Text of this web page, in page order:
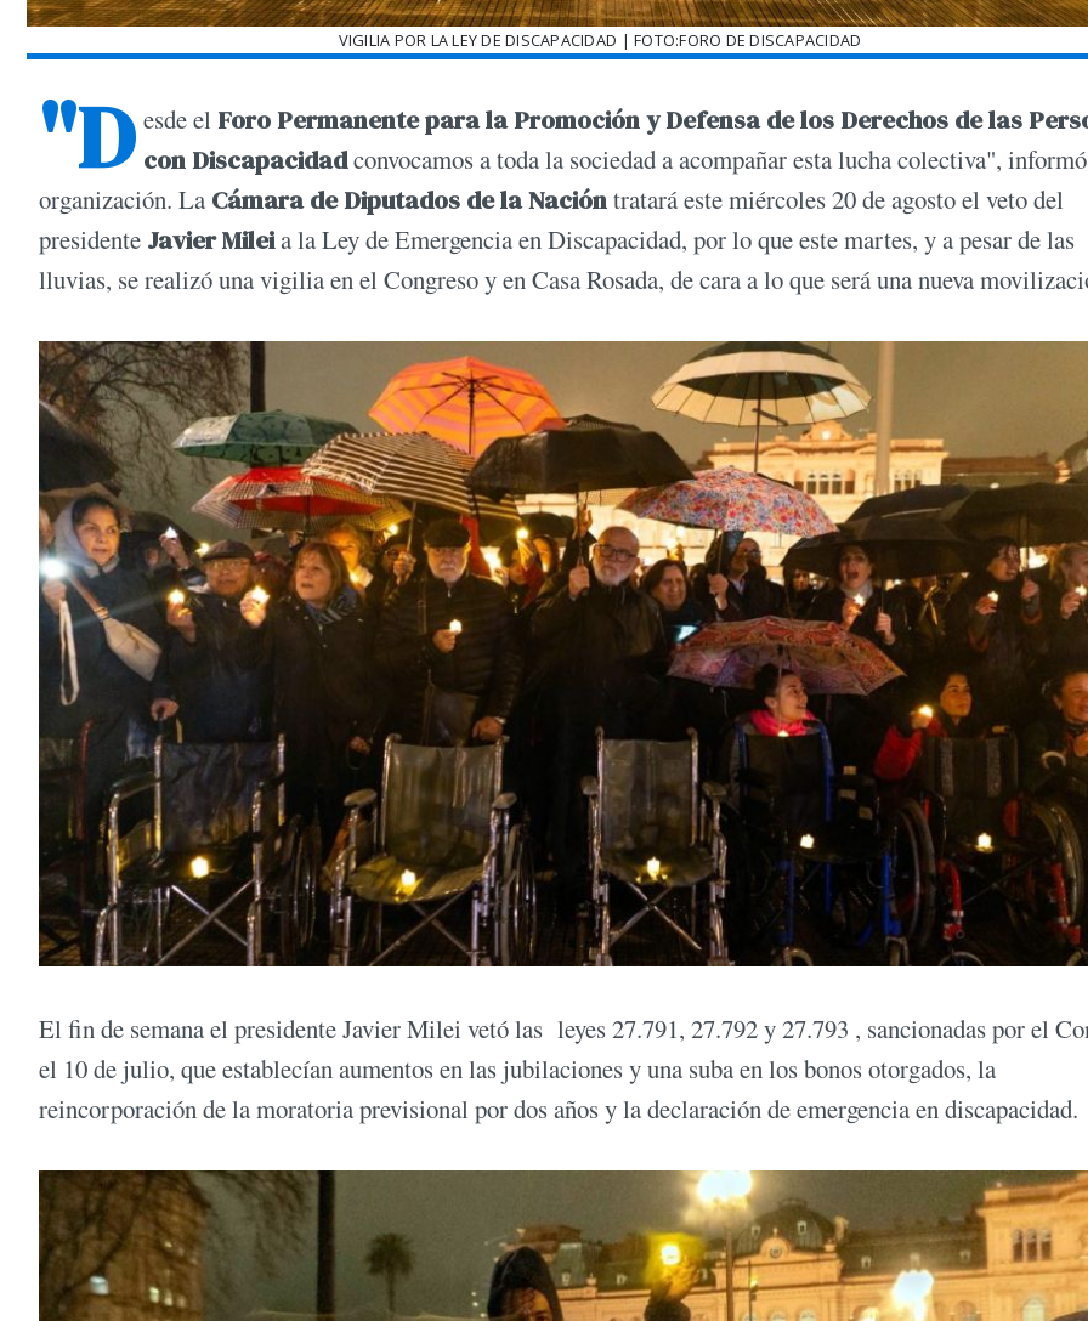
VIGILIA POR LA LEY DE DISCAPACIDAD | FOTO:FORO DE DISCAPACIDAD
"D esde el Foro Permanente para la Promoción y Defensa de los Derechos de las
con Discapacidadconvocamos a toda la sociedad a acompañar esta lucha colectiva",
organización. La Cámara de Diputados de la Nacióntratará este miércoles 20 de agosto el veto del
presidente Javier Mileia la Ley de Emergencia en Discapacidad, por lo que este martes, y a pesar de las
lluvias, se realizó una vigilia en el Congreso y en Casa Rosada, de cara a lo que será una nueva
El fin de semana el presidente Javier Milei vetó las leyes 27.791, 27.792 y 27.793 , sancionadas por el
el 10 de julio, que establecían aumentos en las jubilaciones y una suba en los bonos otorgados, la
reincorporación de la moratoria previsional por dos años y la declaración de emergencia en discapacidad.